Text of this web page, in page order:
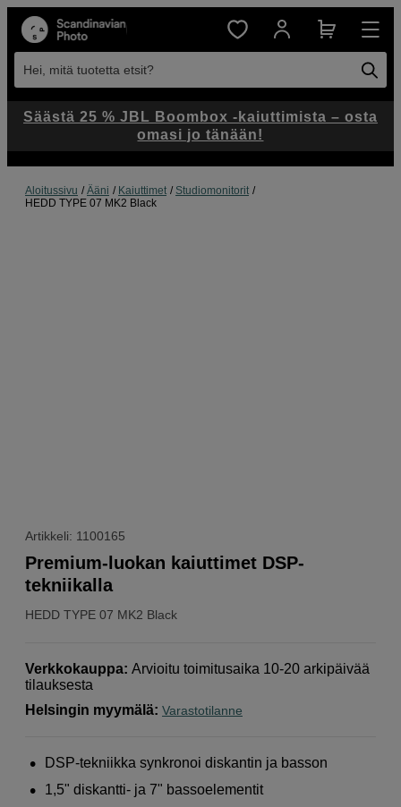
Hei, mitä tuotetta etsit?
Aloitussivu Ääni Kaiuttimet
Studiomonitorit
HEDD TYPE 07 MK2 Black
Artikkeli: 1100165
HEDD TYPE 07 MK2 Black
Premium-luokan kaiuttimet DSP-
tekniikalla
Verkkokauppa: Arvioitu toimitusaika 10-20 arkipäivää
tilauksesta
Helsingin myymälä: Varastotilanne
DSP-tekniikka synkronoi diskantin ja basson
1,5" diskantti- ja 7" bassoelementit
Säästä 25 % JBL Boombox -kaiuttimista – osta
omasi jo tänään!